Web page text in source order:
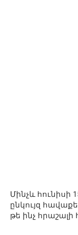
Մինչև հունիսի
ընկույզ
թե ինչ հրաշալի